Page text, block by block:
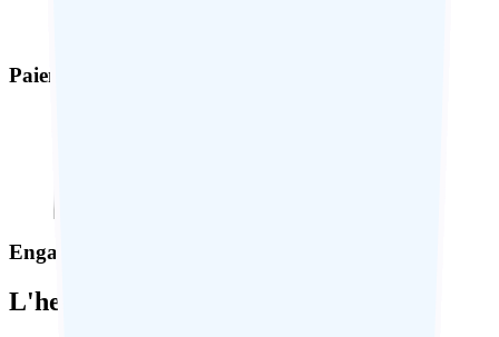
Paiement sécurisé
Engagement responsable
L'heure en Inde: